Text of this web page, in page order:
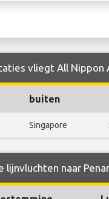
vliegt All Nippon
buiten
Singapore
lijnvluchten naar